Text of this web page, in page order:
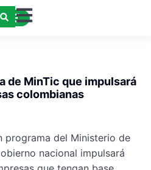
de MinTic que impulsará
colombianas
programa del Ministerio de
nacional impulsará